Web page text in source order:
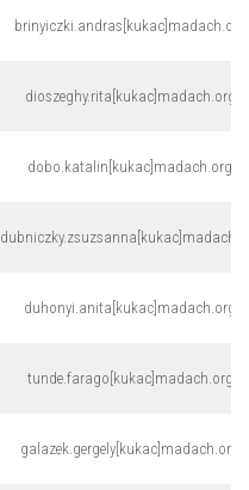
brinyiczki.andras[kukac]madach.org
dioszeghy.rita[kukac]madach.org
dobo.katalin[kukac]madach.org
duhonyi.anita[kukac]madach.org
tunde.farago[kukac]madach.org
galazek.gergely[kukac]madach.org